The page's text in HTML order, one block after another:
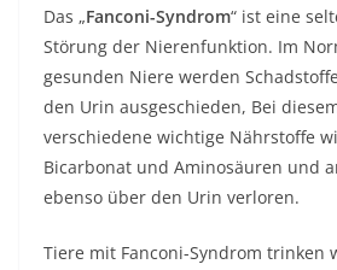
Das „Fanconi-Syndrom“ ist eine
Störung der Nierenfunktion. Im
gesunden Niere werden
den Urin ausgeschieden, Bei
verschiedene wichtige Nährstoffe
Bicarbonat und Aminosäuren und
ebenso über den Urin verloren.
Tiere mit Fanconi-Syndrom trinken